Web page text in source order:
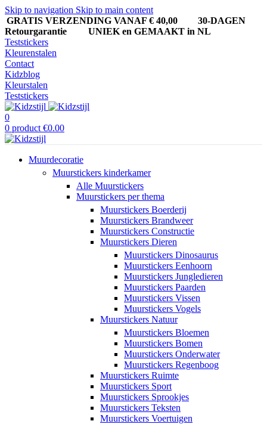
Skip to navigation Skip to main content
GRATIS VERZENDING VANAF € 40,00
30-DAGEN
Retourgarantie UNIEK en GEMAAKT in NL
Teststickers
Kleurenstalen
Contact
Kidzblog
Kleurstalen
Teststickers
0
0 product €0.00
Muurdecoratie
Muurstickers kinderkamer
Alle Muurstickers
Muurstickers per thema
Muurstickers Boerderij
Muurstickers Brandweer
Muurstickers Constructie
Muurstickers Dieren
Muurstickers Dinosaurus
Muurstickers Eenhoorn
Muurstickers Jungledieren
Muurstickers Paarden
Muurstickers Vissen
Muurstickers Vogels
Muurstickers Natuur
Muurstickers Bloemen
Muurstickers Bomen
Muurstickers Onderwater
Muurstickers Regenboog
Muurstickers Ruimte
Muurstickers Sport
Muurstickers Sprookjes
Muurstickers Teksten
Muurstickers Voertuigen